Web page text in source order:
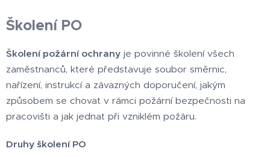
Školení PO
Školení požární ochrany je povinné školení všech
zaměstnanců, které představuje soubor směrnic,
nařízení, instrukcí a závazných doporučení, jakým
způsobem se chovat v rámci požární bezpečnosti na
pracovišti a jak jednat při vzniklém požáru.
Druhy školení PO